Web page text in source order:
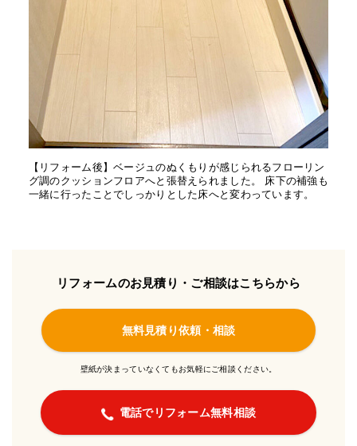
【リフォーム後】ベージュのぬくもりが感じられるフローリン
グ調のクッションフロアへと張替えられました。 床下の補強も
一緒に行ったことでしっかりとした床へと変わっています。
リフォームのお見積り・ご相談はこちらから
無料見積り依頼・相談
壁紙が決まっていなくてもお気軽にご相談ください。
電話でリフォーム無料相談